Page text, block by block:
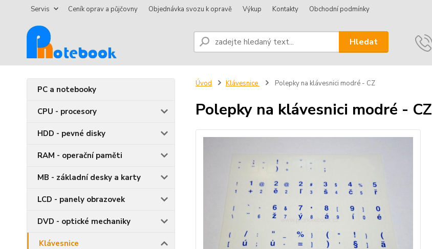
Servis Ceník oprav a půjčovny Objednávka svozu k opravě Výkup Kontakty Obchodní podmínky
Hledat
PC a notebooky
CPU - procesory
HDD - pevné disky
RAM - operační paměti
MB - základní desky a karty
LCD - panely obrazovek
DVD - optické mechaniky
Klávesnice
Úvod Klávesnice Polepky na klávesnici modré - CZ
Polepky na klávesnici modré - CZ